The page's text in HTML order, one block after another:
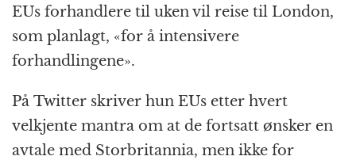
EUs forhandlere til uken vil reise til London,
som planlagt, «for å intensivere
forhandlingene».
På Twitter skriver hun EUs etter hvert
velkjente mantra om at de fortsatt ønsker en
avtale med Storbritannia, men ikke for